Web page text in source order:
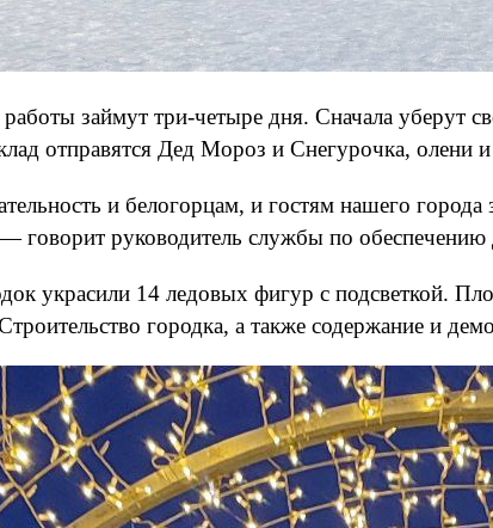
займут три-четыре дня. Сначала уберут
отправятся Дед Мороз и Снегурочка, олени
и белогорцам, и гостям нашего
руководитель службы по обеспечению
украсили 14 ледовых фигур с подсветкой.
городка, а также содержание и